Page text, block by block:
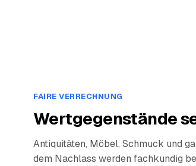
FAIRE VERRECHNUNG
Wertgegenstände
Antiquitäten, Möbel, Schmuck und
dem Nachlass werden fachkundig